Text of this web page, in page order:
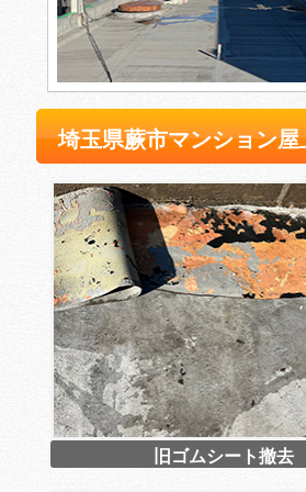
埼玉県蕨市マンション
旧ゴムシート撤去